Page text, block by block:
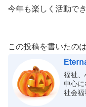
今年も楽しく活動で
この投稿を書いたの
福祉
中心に
社会福